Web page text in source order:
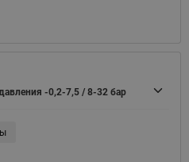
-0,2-7,5 / 8-32 бар